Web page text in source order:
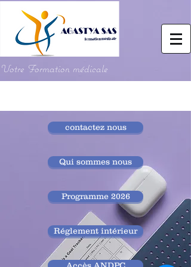
Votre Formation médicale
contactez nous
Qui sommes nous
Programme 2026
Réglement intérieur